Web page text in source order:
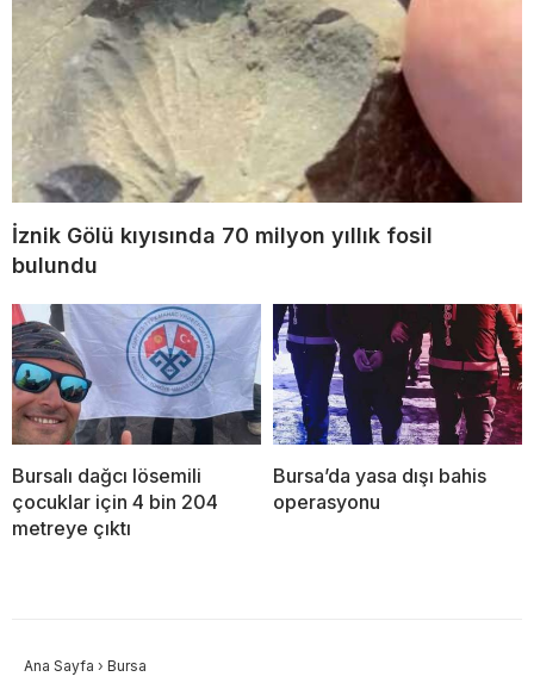
İznik Gölü kıyısında 70 milyon yıllık fosil
bulundu
Bursalı dağcı lösemili
çocuklar için 4 bin 204
metreye çıktı
Bursa’da yasa dışı bahis
operasyonu
Ana Sayfa › Bursa